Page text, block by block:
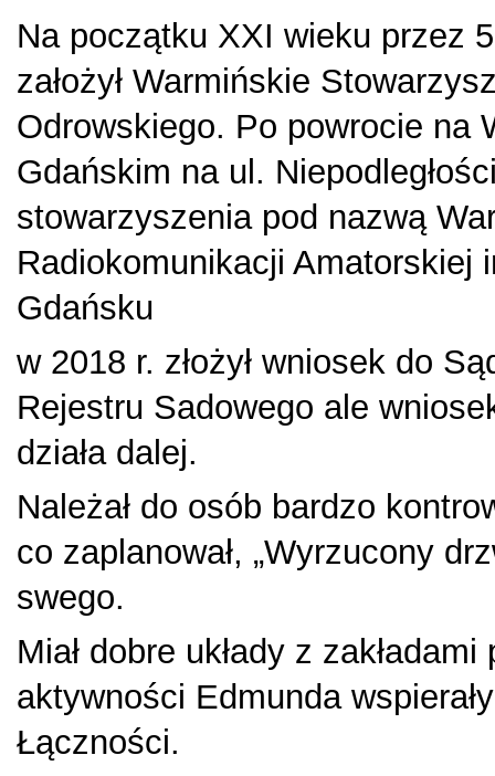
Na początku XXI wieku przez
założył Warmińskie
Odrowskiego. Po powrocie na
Gdańskim na ul.
stowarzyszenia pod nazwą
Radiokomunikacji Amatorskiej
Gdańsku
w 2018 r. złożył wniosek do
Rejestru Sadowego ale
działa dalej.
Należał do osób bardzo
co zaplanował, „Wyrzucony
swego.
Miał dobre układy z
aktywności Edmunda
Łączności.